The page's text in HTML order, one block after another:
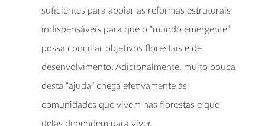
suficientes para apoiar as reformas estruturais
indispensáveis para que o “mundo emergente”
possa conciliar objetivos florestais e de
desenvolvimento. Adicionalmente, muito pouca
desta “ajuda” chega efetivamente às
comunidades que vivem nas florestas e que
delas dependem para viver.